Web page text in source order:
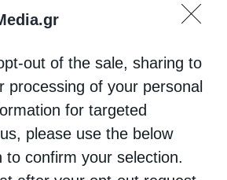
out of the sale, sharing to
processing of your personal
for targeted
please use the below
to confirm your selection.
: Η Παναγία Σκέπη του
2020
εορτή της Αγίας
και η Εθνική επέτειος
του 1940 στην Ιερά